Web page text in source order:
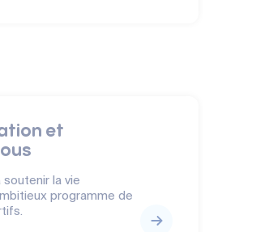
et
soutenir la vie
programme de